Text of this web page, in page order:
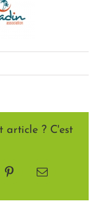
article ? C'est
PinterestEmail